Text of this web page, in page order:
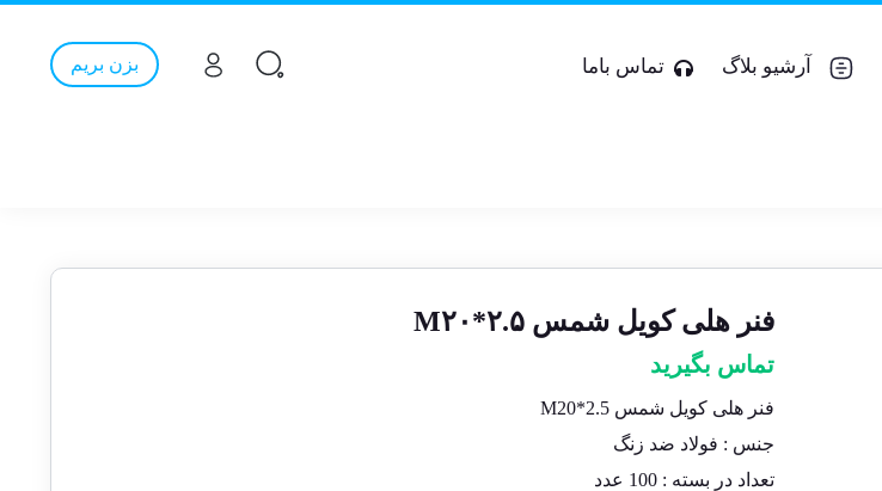
آرشیو بلاگ تماس باما بزن بریم
فنر هلی کویل شمس M۲۰*۲.۵
تماس بگیرید
فنر هلی کویل شمس M20*2.5
جنس : فولاد ضد زنگ
تعداد در بسته : 100 عدد